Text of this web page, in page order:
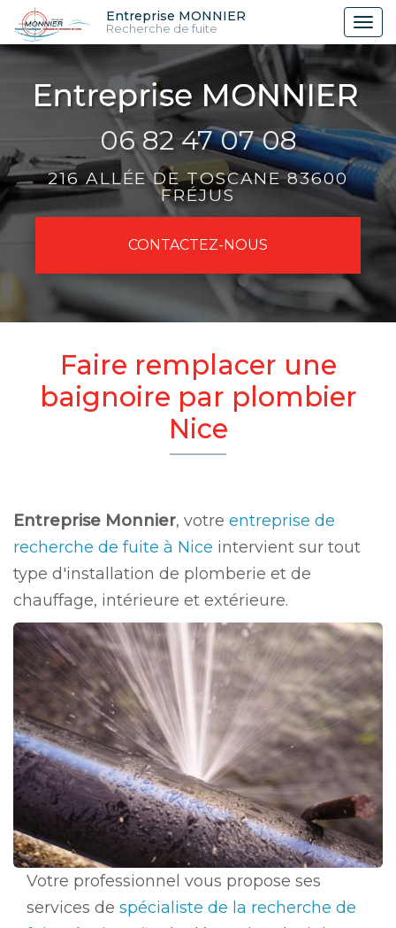
Aller
au
contenu
principal
Entreprise MONNIER
Recherche de fuite
06 82 47 07 08
216 ALLÉE DE TOSCANE 83600
FRÉJUS
CONTACTEZ-NOUS
Faire remplacer une
baignoire par plombier
Nice
Entreprise Monnier, votre entreprise de
recherche de fuite à Nice intervient sur tout
type d'installation de plomberie et de
chauffage, intérieure et extérieure.
Votre professionnel vous propose ses
services de spécialiste de la recherche de